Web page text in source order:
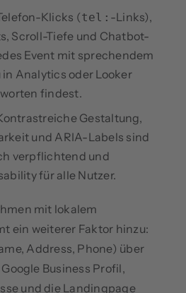
Klicks (tel: -Links),
Scroll-Tiefe und Chatbot-
Event mit sprechendem
Analytics oder Looker
findest.
Gestaltung,
und ARIA-Labels sind
verpflichtend und
für alle Nutzer.
mit lokalem
ein weiterer Faktor hinzu:
Address, Phone) über
Business Profil,
und die Landingpage